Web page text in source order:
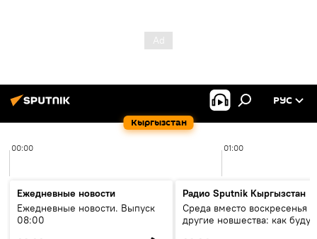
Кыргызстан
РУС
00:00 01:00
Ежедневные новости
Ежедневные новости. Выпуск
08:00
Радио Sputnik Кыргызстан
Среда вместо воскресенья и
другие новшества: как будут